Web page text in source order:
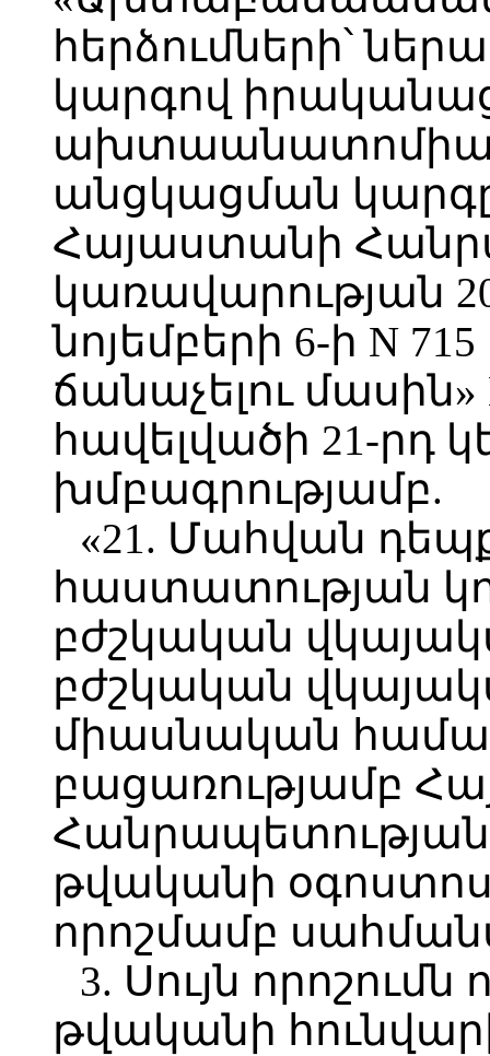
հերձումների՝
կարգով
անցկացման
Հայաստանի
կառավարության
նոյեմբերի 6-ի N
ճանաչելու մասին»
հավելվածի 21-րդ
խմբագրությամբ.
«21. Մահվան
հաստատության
բժշկական
բժշկական
միասնական
բացառությամբ
Հանրապետության
թվականի
որոշմամբ
3. Սույն որոշումն
թվականի